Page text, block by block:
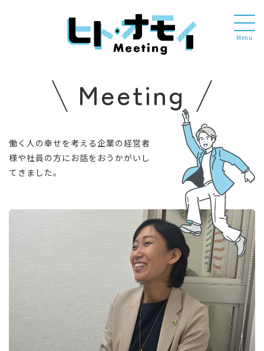
Menu
Meeting
働く人の幸せを考える企業の経営者
様や社員の方にお話をおうかがいし
てきました。